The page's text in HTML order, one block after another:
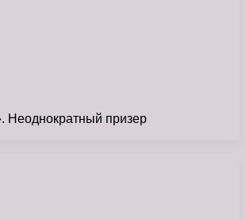
Неоднократный призер